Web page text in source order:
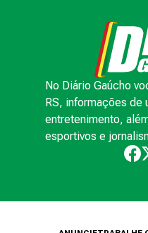
No Diário Gaúcho
RS, informações
entretenimento,
esportivos e